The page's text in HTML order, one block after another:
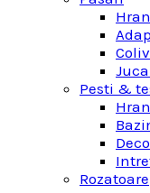
Pesti &
Rozatoare